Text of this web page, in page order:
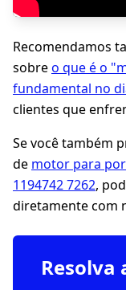
Recomendamos
sobreo que é o
fundamental no
clientes que
Se você também
de motor para
1194742 7262,
diretamente com
Resolva